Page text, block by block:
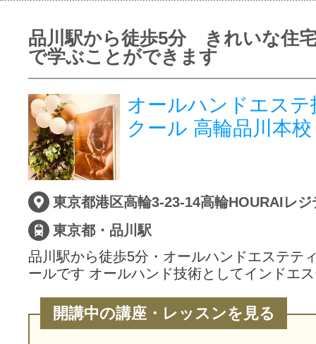
品川駅から徒歩5分 きれいな住
で学ぶことができます
オールハンドエステ
クール 高輪品川本校
東京都港区高輪3-23-14高輪HOURAIレジ
東京都・品川駅
品川駅から徒歩5分・オールハンドエステテ
ールです オールハンド技術としてインドエ
開講中の講座・レッスンを見る